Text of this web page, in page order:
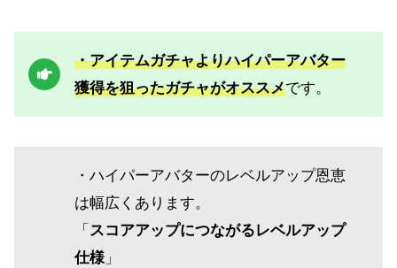
・アイテムガチャよりハイパーアバター
獲得を狙ったガチャがオススメです。
・ハイパーアバターのレベルアップ恩恵
は幅広くあります。
「 スコアアップにつながるレベルアップ
仕様」